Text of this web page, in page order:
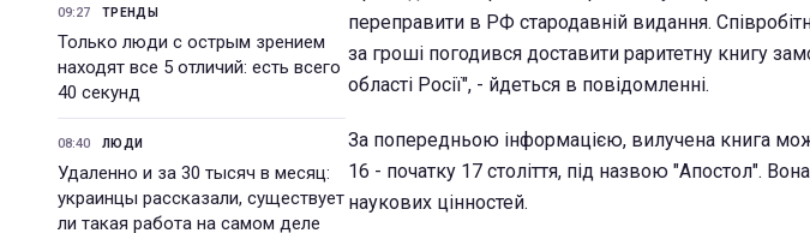
09:27 ТРЕНДЫ
Только люди с острым зрением
находят все 5 отличий: есть всего
40 секунд
08:40 ЛЮДИ
Удаленно и за 30 тысяч в месяц:
украинцы рассказали, существует
ли такая работа на самом деле
переправити в РФ стародавній видання.
за гроші погодився доставити раритетну книгу
області Росії", - йдеться в повідомленні.
За попередньою інформацією, вилучена книга
16 - початку 17 століття, під назвою "Апостол".
наукових цінностей.